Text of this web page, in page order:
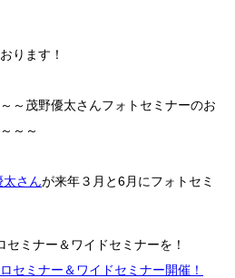
ります！
～茂野優太さんフォトセミナーのお
～～
さんが来年３月と6月にフォトセミ
セミナー＆ワイドセミナーを！
セミナー＆ワイドセミナー開催！